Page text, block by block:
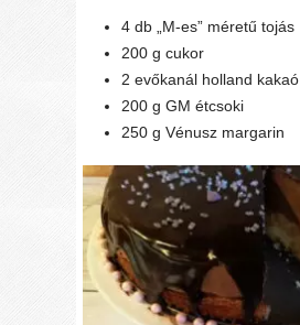
4 db „M-es” méretű tojás
200 g cukor
2 evőkanál holland kakaó
200 g GM étcsoki
250 g Vénusz margarin